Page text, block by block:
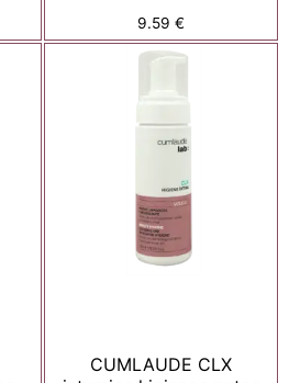
9.59 €
CUMLAUDE CLX